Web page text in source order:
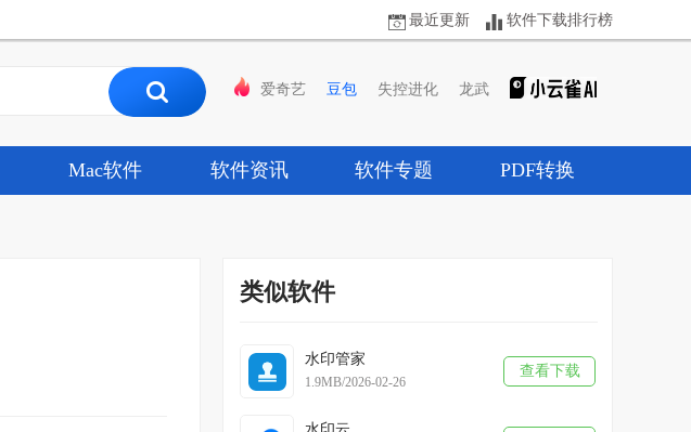
最近更新 软件下载排行榜
爱奇艺 豆包 失控进化 龙武
Mac软件 软件资讯 软件专题 PDF转换
类似软件
水印管家
1.9MB/2026-02-26
查看下载